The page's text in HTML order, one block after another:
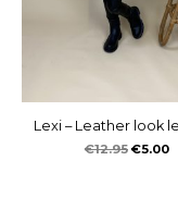
Lexi – Leather look
€12.95 €5.00